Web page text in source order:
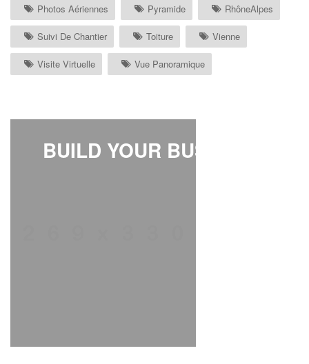
Photos Aériennes Pyramide RhôneAlpes
Suivi De Chantier Toiture Vienne
Visite Virtuelle Vue Panoramique
BUILD YOUR BUSINESS